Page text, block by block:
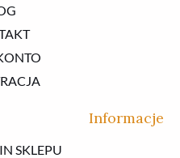
Informacje
SKLEPU